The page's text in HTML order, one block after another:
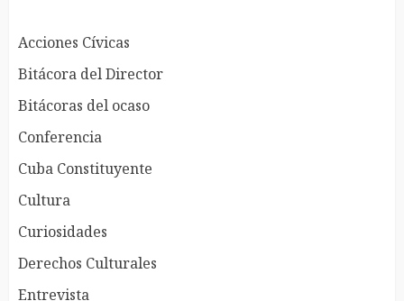
Acciones Cívicas
Bitácora del Director
Bitácoras del ocaso
Conferencia
Cuba Constituyente
Cultura
Curiosidades
Derechos Culturales
Entrevista